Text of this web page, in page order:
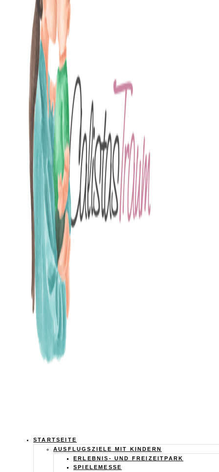
Calistas
Traum
STARTSEITE
AUSFLUGSZIELE MIT KINDERN
ERLEBNIS- UND FREIZEITPARK
SPIELEMESSE